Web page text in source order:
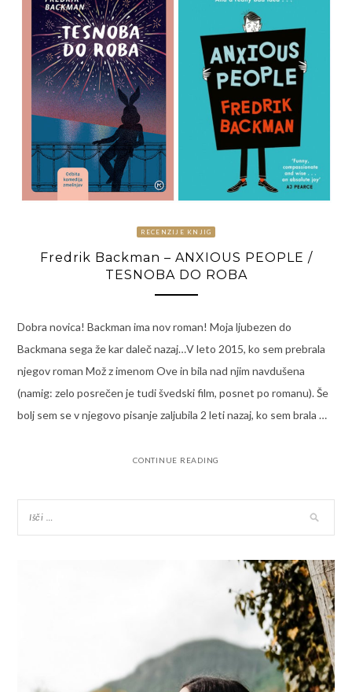
RECENZIJE KNJIG
Fredrik Backman – ANXIOUS PEOPLE /
TESNOBA DO ROBA
Dobra novica! Backman ima nov roman! Moja ljubezen do
Backmana sega že kar daleč nazaj…V leto 2015, ko sem prebrala
njegov roman Mož z imenom Ove in bila nad njim navdušena
(namig: zelo posrečen je tudi švedski film, posnet po romanu). Še
bolj sem se v njegovo pisanje zaljubila 2 leti nazaj, ko sem brala …
CONTINUE READING